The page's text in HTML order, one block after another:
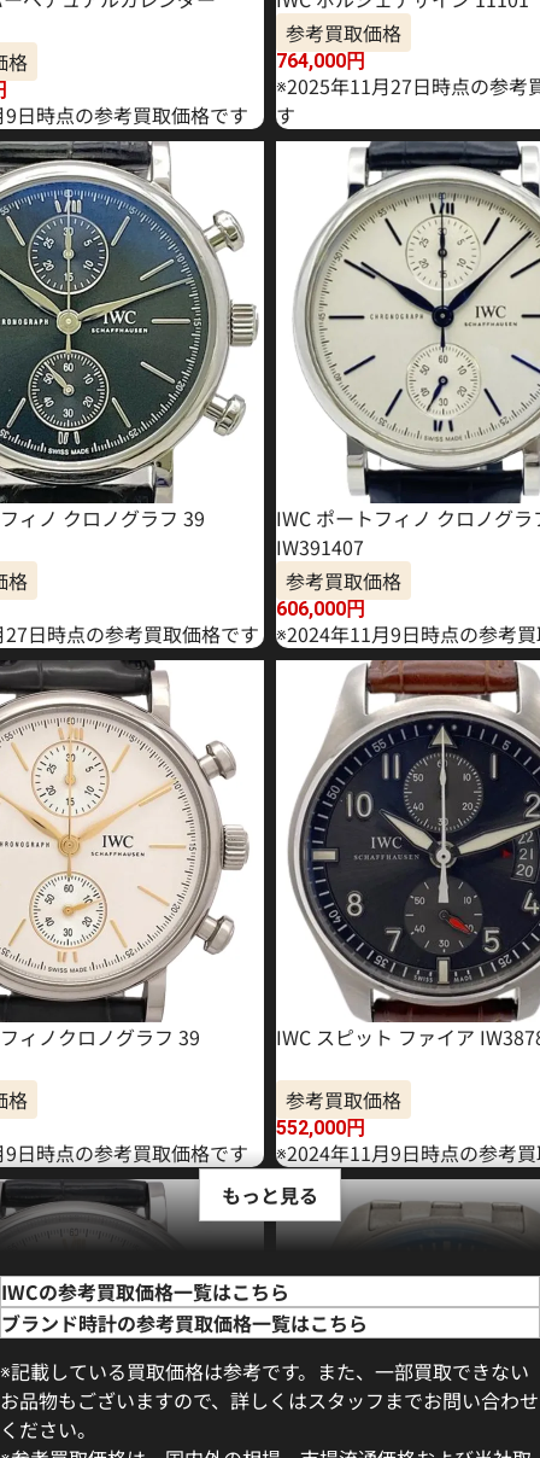
格
日時点の参考買取価格です
参考買取価格
764,000円
※2025年11月27日時点の参考
す
ィノ クロノグラフ 39
格
日時点の参考買取価格です
IWC ポートフィノ クロノグラ
IW391407
参考買取価格
606,000円
※2024年11月9日時点の参考
ィノクロノグラフ 39
格
日時点の参考買取価格です
IWC スピット ファイア
参考買取価格
552,000円
※2024年11月9日時点の参考
もっと見る
IWCの参考買取価格一覧はこちら
ブランド時計の参考買取価格一覧はこちら
※記載している買取価格は参考です。また、一部買取できない
お品物もございますので、詳しくはスタッフまでお問い合わせ
ください。